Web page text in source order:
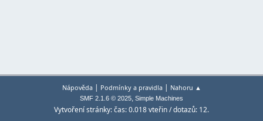
Nápověda| Podmínky a pravidla| Nahoru ▲
SMF 2.1.6 © 2025, Simple Machines
Vytvoření stránky: čas: 0.018 vteřin / dotazů: 12.